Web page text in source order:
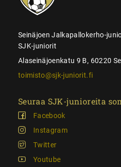
Seinäjoen Jalkapallokerho-
SJK-juniorit
Alaseinäjoenkatu 9 B, 60220
toimisto@sjk-juniorit.fi
Seuraa SJK-junioreita
Facebook
Instagram
Twitter
Youtube